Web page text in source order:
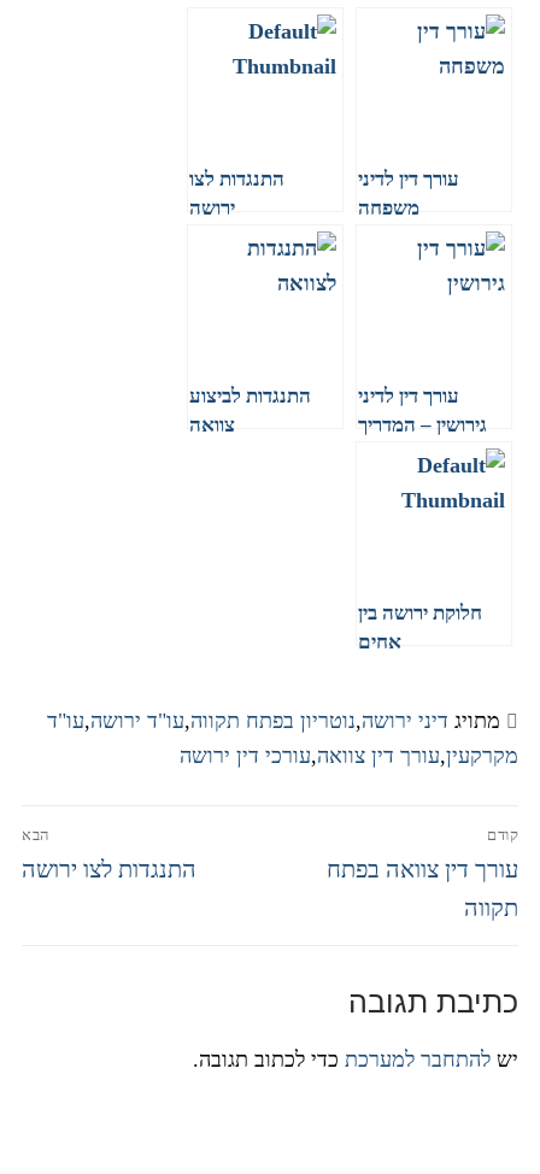
עורך דין לדיני
משפחה
התנגדות לצו
ירושה
עורך דין לדיני
גירושין – המדריך
המלא 2024
התנגדות לביצוע
צוואה
חלוקת ירושה בין
אחים
מתויג דיני ירושה,נוטריון בפתח תקווה,עו"ד ירושה,עו"ד
מקרקעין,עורך דין צוואה,עורכי דין ירושה
קודם
עורך דין צוואה בפתח
תקווה
הבא
התנגדות לצו ירושה
כתיבת תגובה
יש להתחבר למערכת כדי לכתוב תגובה.